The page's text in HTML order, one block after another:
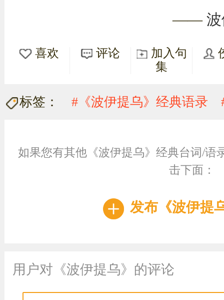
——
喜欢 评论
加入句
集
标签： #《波伊提乌》经典语录
如果您有其他《波伊提乌》经典台词/语
击下面：
发布《波伊提
用户对《波伊提乌》的评论